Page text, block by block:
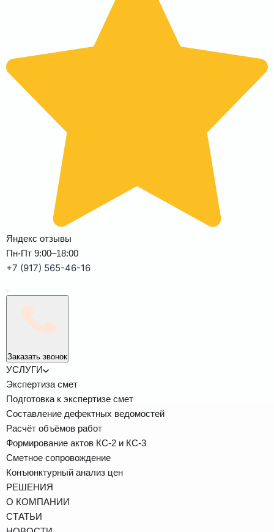
Яндекс отзывы
Пн-Пт 9:00–18:00
+7 (917) 565-46-16
Заказать звонок
УСЛУГИ
Экспертиза смет
Подготовка к экспертизе смет
Составление дефектных ведомостей
Расчёт объёмов работ
Формирование актов КС-2 и КС-3
Сметное сопровождение
Конъюнктурный анализ цен
РЕШЕНИЯ
О КОМПАНИИ
СТАТЬИ